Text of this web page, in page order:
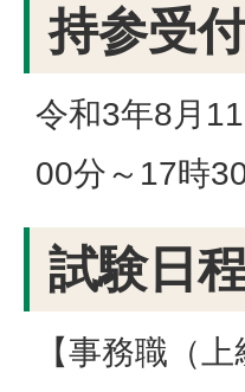
持参受
令和3年8月
00分～17時
試験日
【事務職（